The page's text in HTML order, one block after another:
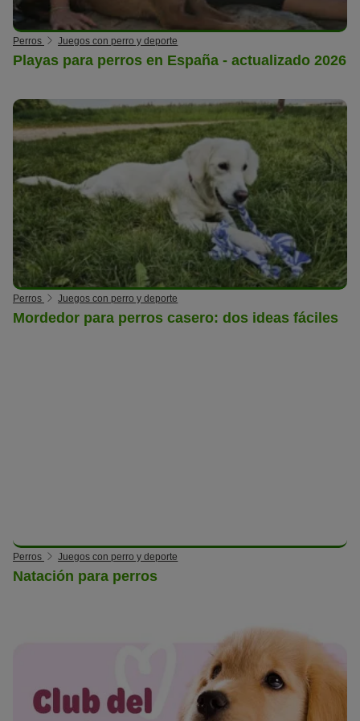
Perros Juegos con perro y deporte
Playas para perros en España - actualizado 2026
Perros Juegos con perro y deporte
Mordedor para perros casero: dos ideas fáciles
Perros Juegos con perro y deporte
Natación para perros